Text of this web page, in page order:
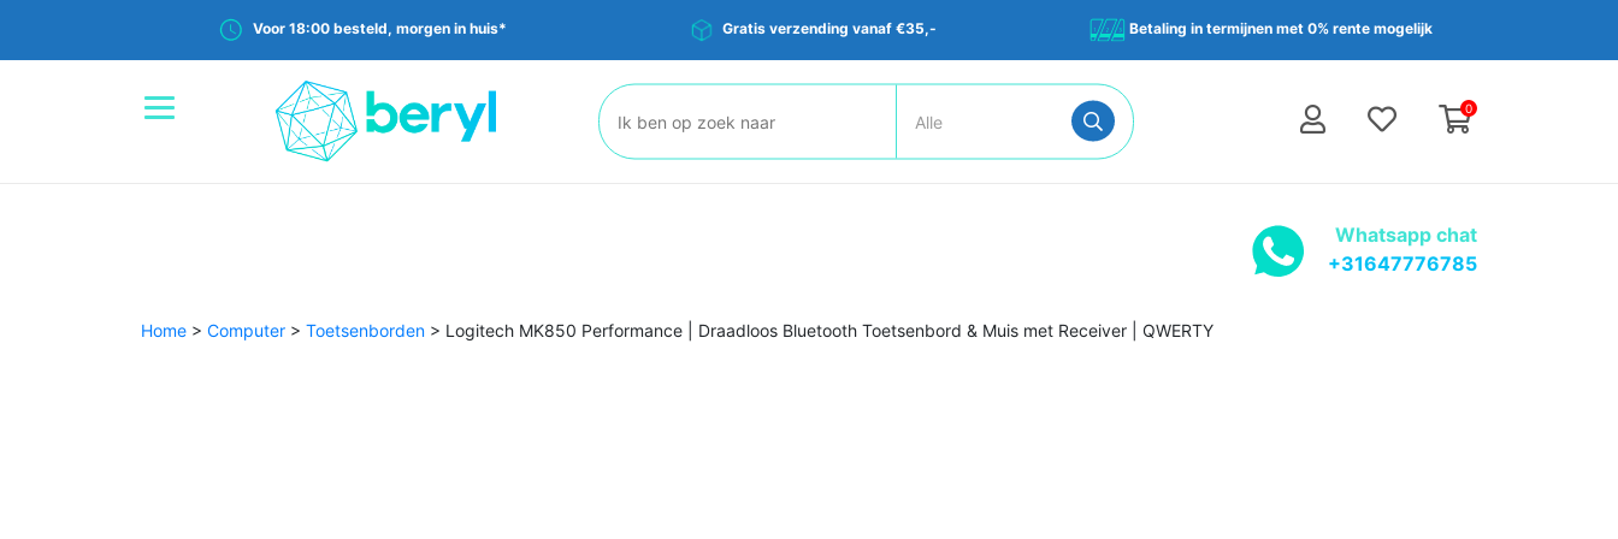
Voor 18:00 besteld, morgen in huis* Gratis verzending vanaf €35,- Betaling in termijnen met 0% rente mogelijk
0
Zoeken:
Whatsapp chat
+31647776785
Home > Computer > Toetsenborden > Logitech MK850 Performance | Draadloos Bluetooth Toetsenbord & Muis met Receiver | QWERTY